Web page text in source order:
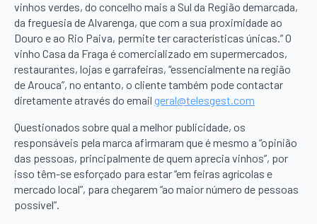
vinhos verdes, do concelho mais a Sul da Região demarcada,
da freguesia de Alvarenga, que com a sua proximidade ao
Douro e ao Rio Paiva, permite ter características únicas.” O
vinho Casa da Fraga é comercializado em supermercados,
restaurantes, lojas e garrafeiras, “essencialmente na região
de Arouca”, no entanto, o cliente também pode contactar
diretamente através do email geral@telesgest.com
Questionados sobre qual a melhor publicidade, os
responsáveis pela marca afirmaram que é mesmo a “opinião
das pessoas, principalmente de quem aprecia vinhos”, por
isso têm-se esforçado para estar “em feiras agrícolas e
mercado local”, para chegarem “ao maior número de pessoas
possível”.